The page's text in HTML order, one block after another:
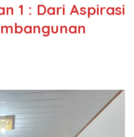
1 : Dari Aspirasi